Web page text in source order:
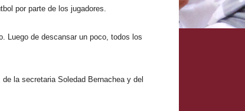
por parte de los jugadores.
Luego de descansar un poco, todos los
la secretaria Soledad Bernachea y del